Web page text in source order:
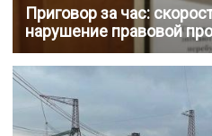
Приговор за час:
нарушение правовой